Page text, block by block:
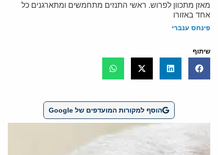
מאזן מתכוון לפרוש. ראשי התנזים מתחמשים ומתארגנים כל
אחד באזורו
פינחס ענברי
שיתוף
הוסף למקורות המועדפים של Google